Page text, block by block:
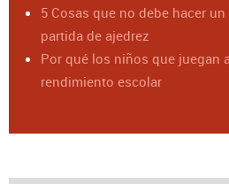
5 Cosas que no debe hacer
partida de ajedrez
Por qué los niños que juegan
rendimiento escolar